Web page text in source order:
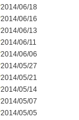
2014/06/18
2014/06/16
2014/06/13
2014/06/11
2014/06/06
2014/05/27
2014/05/21
2014/05/14
2014/05/07
2014/05/05